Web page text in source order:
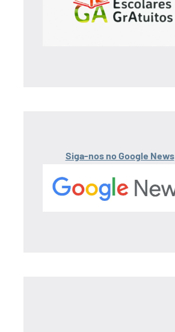
Siga-nos no Google News